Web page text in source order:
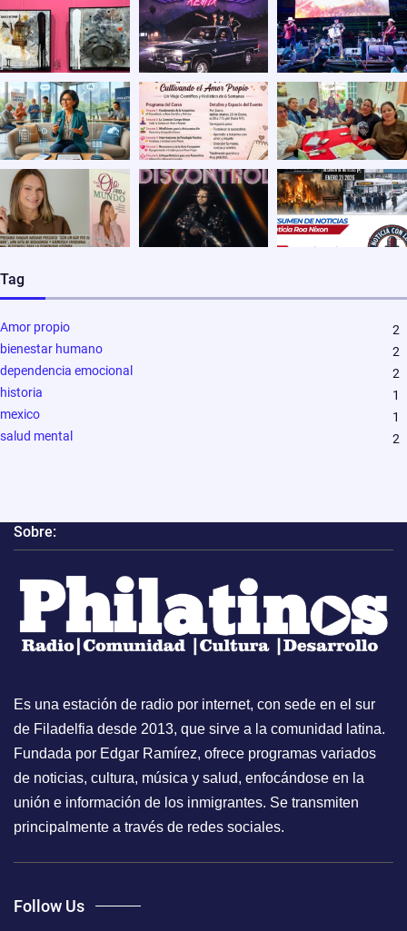
Tag
Amor propio
2
bienestar humano
2
dependencia emocional
2
historia
1
mexico
1
salud mental
2
Sobre:
Es una estación de radio por internet, con sede en el sur
de Filadelfia desde 2013, que sirve a la comunidad latina.
Fundada por Edgar Ramírez, ofrece programas variados
de noticias, cultura, música y salud, enfocándose en la
unión e información de los inmigrantes. Se transmiten
principalmente a través de redes sociales.
Follow Us